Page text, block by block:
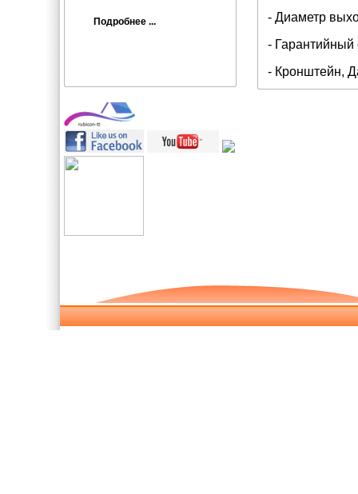
Подробнее ...
- Диаметр
- Гарантийный
- Кронштейн,